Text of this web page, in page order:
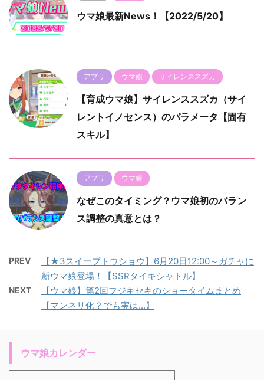
ウマ娘最新News！【2022/5/20】
アプリ ウマ娘 サイレンススズカ
【育成ウマ娘】サイレンススズカ（サイ
レントイノセンス）のパラメータ【固有
スキル】
アプリ ウマ娘
なぜこのタイミング？ウマ娘初のバラン
ス調整の真意とは？
PREV
【★3スイープトウショウ】6月20日12:00～ガチャに
新ウマ娘登場！【SSRタイキシャトル】
NEXT
【ウマ娘】第2回フジキセキのショータイムまとめ
【マンネリ化？でも実は...】
ウマ娘カレンダー